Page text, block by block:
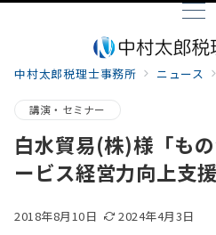
中村太郎税理士事務所 ニュース
講演・セミナー
白水貿易(株)様「も
ービス経営力向上支
2018年8月10日 2024年4月3日